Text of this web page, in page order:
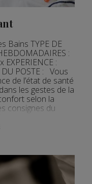
Bains TYPE DE
:
:
POSTE : Vous
de l’état de santé
les gestes de la
selon la
consignes du